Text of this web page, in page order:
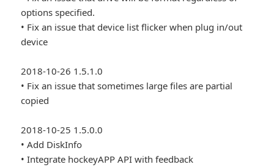
options specified.
• Fix an issue that device list flicker when plug in/out
device
2018-10-26 1.5.1.0
• Fix an issue that sometimes large files are partial
copied
2018-10-25 1.5.0.0
• Add DiskInfo
• Integrate hockeyAPP API with feedback